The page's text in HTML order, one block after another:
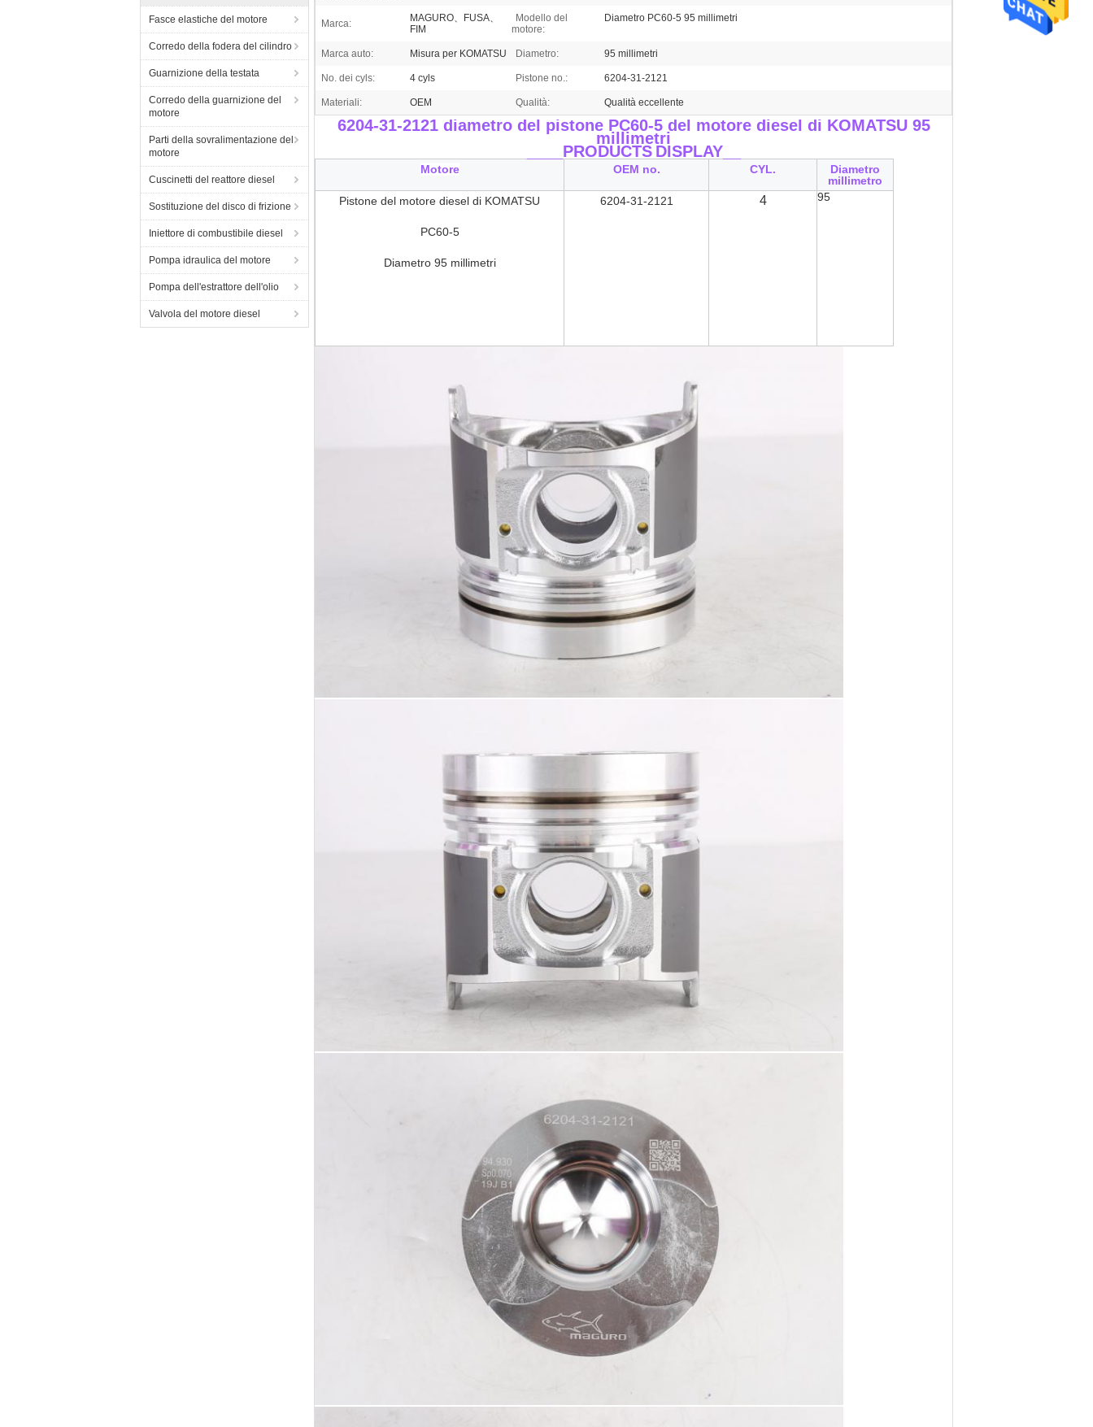
Fasce elastiche del motore
Corredo della fodera del cilindro
Guarnizione della testata
Corredo della guarnizione del
motore
Parti della sovralimentazione del
motore
Cuscinetti del reattore diesel
Sostituzione del disco di frizione
Iniettore di combustibile diesel
Pompa idraulica del motore
Pompa dell'estrattore dell'olio
Valvola del motore diesel
Marca:
MAGURO、FUSA、
FIM
Modello del
motore:
Diametro PC60-5 95 millimetri
Marca auto: Misura per KOMATSU Diametro: 95 millimetri
No. dei cyls: 4 cyls Pistone no.: 6204-31-2121
Materiali: OEM Qualità: Qualità eccellente
6204-31-2121 diametro del pistone PC60-5 del motore diesel di KOMATSU 95
millimetri
____PRODUCTS DISPLAY__
Motore OEM no. CYL.
Diametro
millimetro
Pistone del motore diesel di KOMATSU
PC60-5
Diametro 95 millimetri
6204-31-2121 4 95